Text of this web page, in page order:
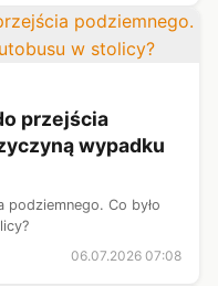
przejścia
wypadku
podziemnego. Co było
06.07.2026 07:08